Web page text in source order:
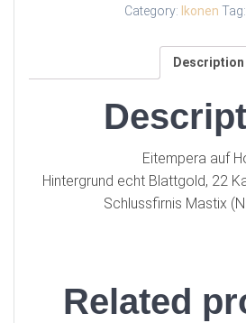
Category: Ikonen Tag:
Description
Eitempera auf
Hintergrund echt Blattgold, 22
Schlussfirnis Mastix
Related